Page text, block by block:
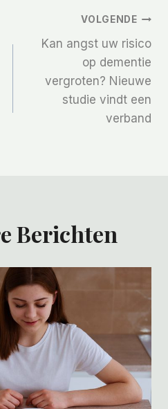
VOLGENDE
Kan angst uw risico
op dementie
vergroten? Nieuwe
studie vindt een
verband
Berichten